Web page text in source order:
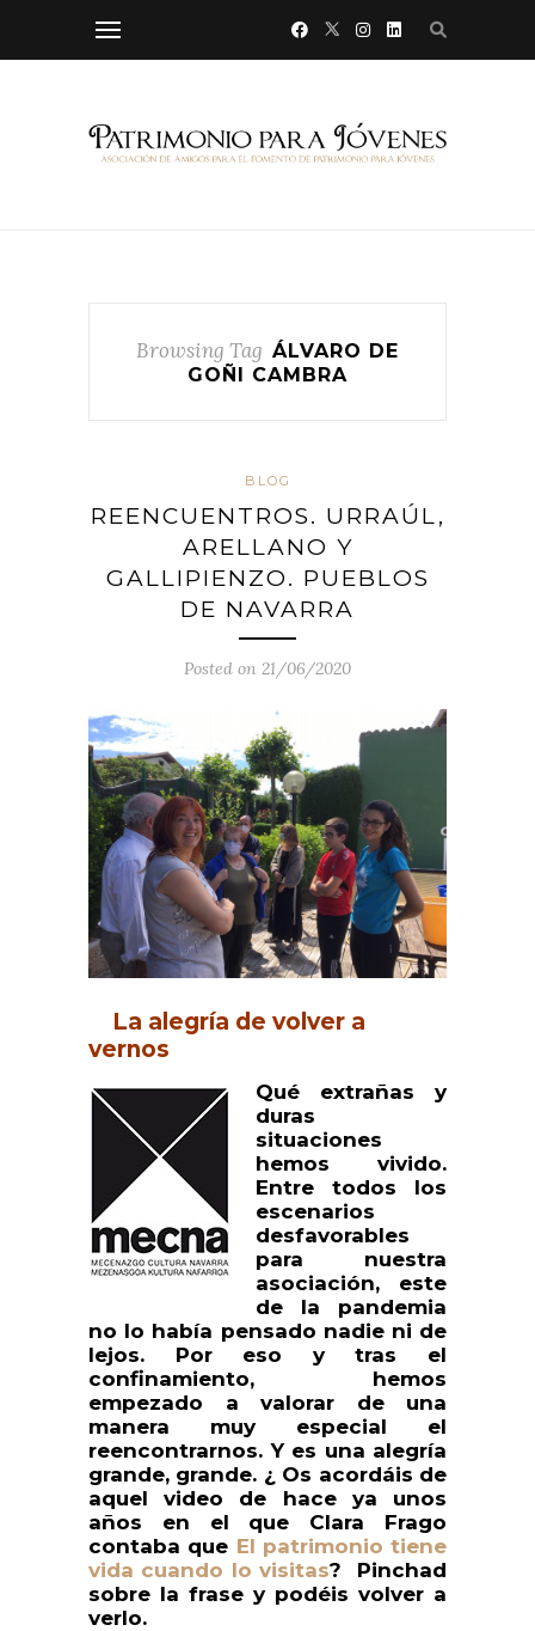
Browsing Tag ÁLVARO DE
GOÑI CAMBRA
BLOG
REENCUENTROS. URRAÚL,
ARELLANO Y
GALLIPIENZO. PUEBLOS
DE NAVARRA
Posted on 21/06/2020
La alegría de volver a
vernos
Qué extrañas y
duras
situaciones
hemos vivido.
Entre todos los
escenarios
desfavorables
para nuestra
asociación, este
de la pandemia
no lo había pensado nadie ni de
lejos. Por eso y tras el
confinamiento, hemos
empezado a valorar de una
manera muy especial el
reencontrarnos. Y es una alegría
grande, grande. ¿ Os acordáis de
aquel video de hace ya unos
años en el que Clara Frago
contaba que El patrimonio tiene
vida cuando lo visitas? Pinchad
sobre la frase y podéis volver a
verlo.